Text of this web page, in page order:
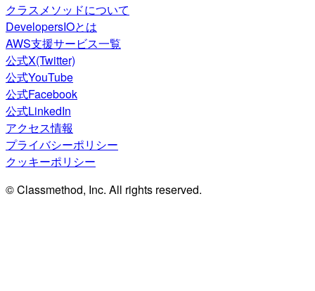
クラスメソッドについて
DevelopersIOとは
AWS支援サービス一覧
公式X(Twitter)
公式YouTube
公式Facebook
公式LinkedIn
アクセス情報
プライバシーポリシー
クッキーポリシー
© Classmethod, Inc. All rights reserved.